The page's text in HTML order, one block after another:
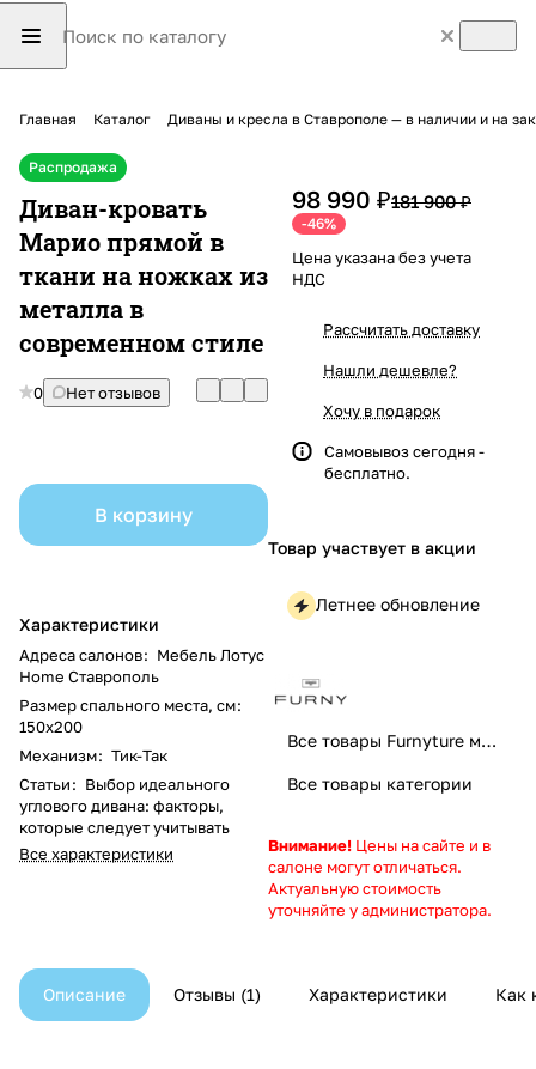
Главная Каталог Диваны и кресла в Ставрополе — в наличии и на
Распродажа
Диван-кровать
Марио прямой в
ткани на ножках из
металла в
современном стиле
0 Нет отзывов
В корзину
Характеристики
Адреса салонов: Мебель Лотус
Home Ставрополь
Размер спального места, см:
150x200
Механизм: Тик-Так
Статьи: Выбор идеального
углового дивана: факторы,
которые следует учитывать
Все характеристики
98 990 ₽181 900 ₽
-46%
Цена указана без учета
НДС
Рассчитать доставку
Нашли дешевле?
Хочу в подарок
Самовывоз сегодня -
бесплатно.
Товар участвует в акции
Летнее обновление
Все товары Furnyture мебель
Все товары категории
Внимание! Цены на сайте и в
салоне могут отличаться.
Актуальную стоимость
уточняйте у администратора.
Описание Отзывы 1 Характеристики Как